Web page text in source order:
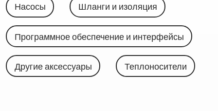
Насосы Шланги и изоляция
Программное обеспечение и интерфейсы
Другие аксессуары Теплоносители